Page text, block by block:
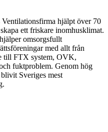
Ventilationsfirma hjälpt över 70
ett friskare inomhusklimat.
omsorgsfullt
med allt från
till FTX system, OVK,
fuktproblem. Genom hög
Sveriges mest